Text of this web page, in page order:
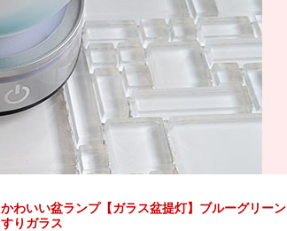
かわいい盆ランプ【ガラス盆提灯】ブルーグリーン
すりガラス